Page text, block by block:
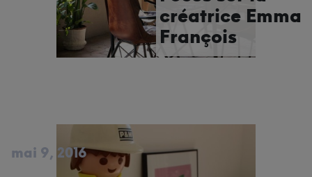
créatrice Emma
François
mai 9, 2016